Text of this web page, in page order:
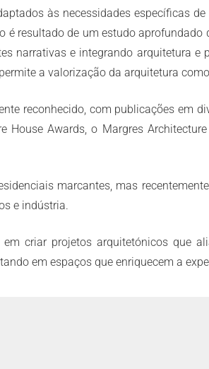
às necessidades específicas
é resultado de um estudo
narrativas e integrando arquitetura
a valorização da arquitetura
reconhecido, com publicações em
House Awards, o Margres
marcantes, mas
e indústria.
criar projetos arquitetónicos que
em espaços que enriquecem a